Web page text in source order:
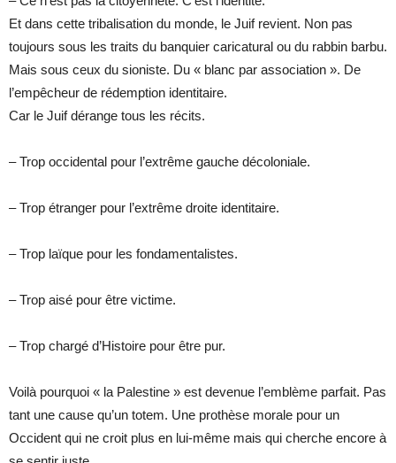
Et dans cette tribalisation du monde, le Juif revient. Non pas
toujours sous les traits du banquier caricatural ou du rabbin barbu.
Mais sous ceux du sioniste. Du « blanc par association ». De
l’empêcheur de rédemption identitaire.
Car le Juif dérange tous les récits.
– Trop occidental pour l’extrême gauche décoloniale.
– Trop étranger pour l’extrême droite identitaire.
– Trop laïque pour les fondamentalistes.
– Trop aisé pour être victime.
– Trop chargé d’Histoire pour être pur.
Voilà pourquoi « la Palestine » est devenue l’emblème parfait. Pas
tant une cause qu’un totem. Une prothèse morale pour un
Occident qui ne croit plus en lui-même mais qui cherche encore à